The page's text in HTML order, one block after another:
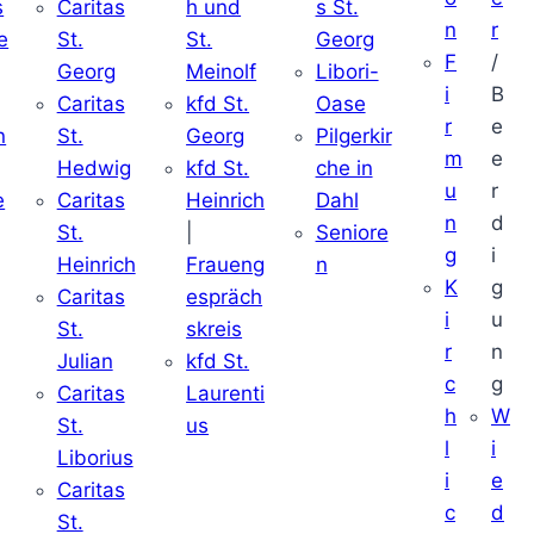
Caritas
St.
Georg
Caritas
St.
Hedwig
Caritas
St.
Heinrich
Caritas
St.
Julian
Caritas
St.
Liborius
Caritas
St.
h und
St.
Meinolf
kfd St.
Georg
kfd St.
Heinrich
Fraueng
espräch
skreis
kfd St.
Laurenti
us
s St.
Georg
Libori-
Oase
Pilgerkir
che in
Dahl
Seniore
n
n
F
i
r
m
u
n
g
K
i
r
c
h
l
i
c
r
/
B
e
e
r
d
i
g
u
n
g
W
i
e
d